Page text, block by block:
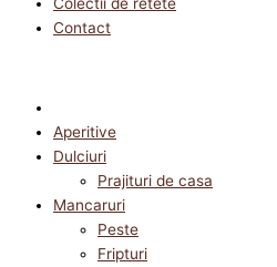
Colectii de retete
Contact
Aperitive
Dulciuri
Prajituri de casa
Mancaruri
Peste
Fripturi